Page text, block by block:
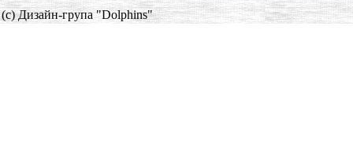
(c) Дизайн-група "Dolphins"